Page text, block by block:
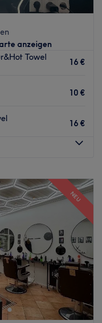
anzeigen
Towel
16 €
10 €
16 €
09:00–19:00
09:00–19:00
09:00
09:00–19:00
Geschlossen
Hamburg-Dulsberg –
präzise
In entspannter
traditionelles Handwerk
dass jeder Besuch
NEU